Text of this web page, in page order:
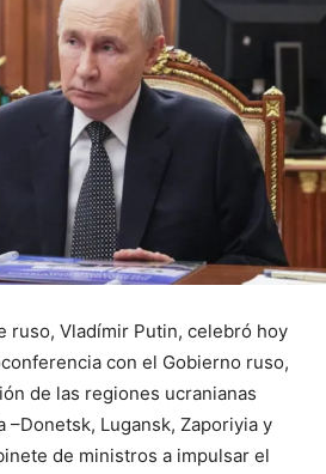
ruso, Vladímir Putin, celebró hoy
con el Gobierno ruso,
de las regiones ucranianas
–Donetsk, Lugansk, Zaporiyia y
de ministros a impulsar el